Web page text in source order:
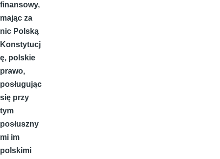
finansowy,
mając za
nic Polską
Konstytucj
ę, polskie
prawo,
posługując
się przy
tym
posłuszny
mi im
polskimi